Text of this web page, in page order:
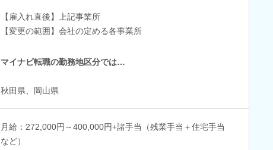
【雇入れ直後】上記事業所
【変更の範囲】会社の定める各事業所
マイナビ転職の勤務地区分では…
秋田県、岡山県
月給：272,000円～400,000円+諸手当（残業手当＋住宅手当
など）